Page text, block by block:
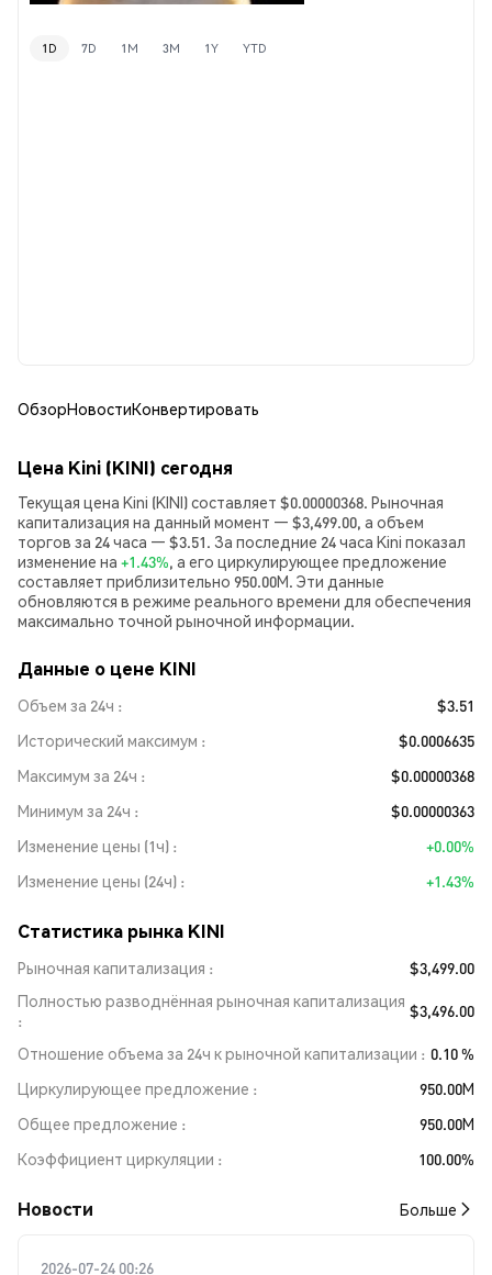
1D 7D 1M 3M 1Y YTD
ОбзорНовостиКонвертировать
Цена Kini (KINI) сегодня
Текущая цена Kini (KINI) составляет $0.00000368. Рыночная
капитализация на данный момент — $3,499.00, а объем
торгов за 24 часа — $3.51. За последние 24 часа Kini показал
изменение на +1.43%, а его циркулирующее предложение
составляет приблизительно 950.00M. Эти данные
обновляются в режиме реального времени для обеспечения
максимально точной рыночной информации.
Данные о цене KINI
Объем за 24ч
$3.51
Исторический максимум
$0.0006635
Максимум за 24ч
$0.00000368
Минимум за 24ч
$0.00000363
Изменение цены (1ч)
+0.00%
Изменение цены (24ч)
+1.43%
Статистика рынка KINI
Рыночная капитализация
$3,499.00
Полностью разводнённая рыночная капитализация $3,496.00
Отношение объема за 24ч к рыночной капитализации
0.10 %
Циркулирующее предложение
950.00M
Общее предложение
950.00M
Коэффициент циркуляции
100.00%
Новости Больше
2026-07-24 00:26